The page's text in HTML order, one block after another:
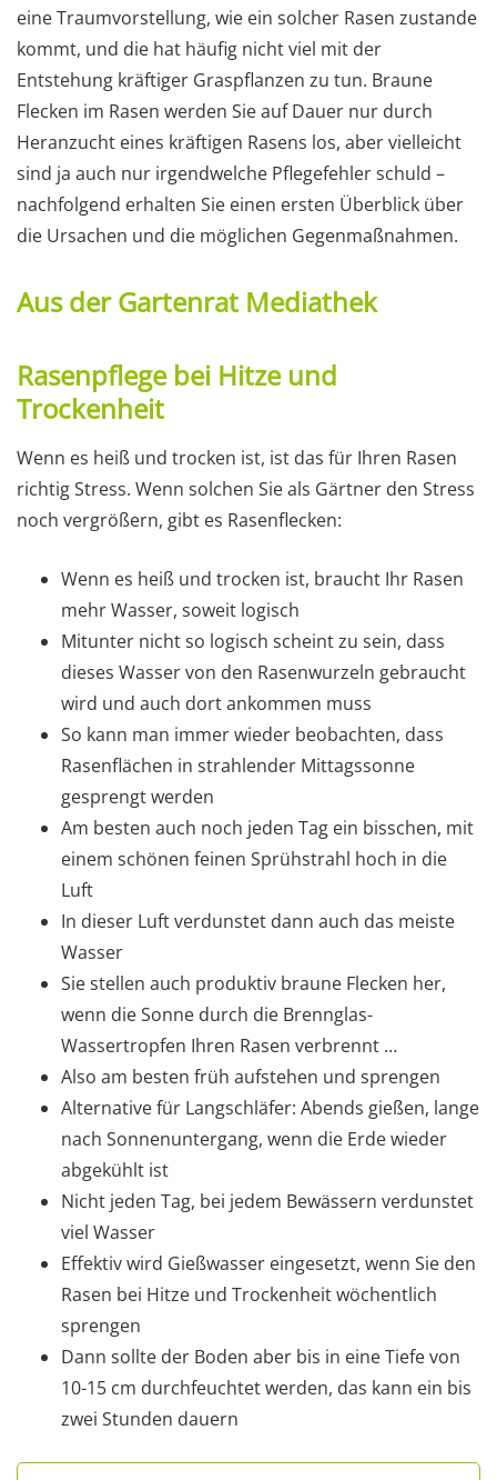
eine Traumvorstellung, wie ein solcher Rasen zustande
kommt, und die hat häufig nicht viel mit der
Entstehung kräftiger Graspflanzen zu tun. Braune
Flecken im Rasen werden Sie auf Dauer nur durch
Heranzucht eines kräftigen Rasens los, aber vielleicht
sind ja auch nur irgendwelche Pflegefehler schuld –
nachfolgend erhalten Sie einen ersten Überblick über
die Ursachen und die möglichen Gegenmaßnahmen.
Aus der Gartenrat Mediathek
Rasenpflege bei Hitze und
Trockenheit
Wenn es heiß und trocken ist, ist das für Ihren Rasen
richtig Stress. Wenn solchen Sie als Gärtner den Stress
noch vergrößern, gibt es Rasenflecken:
Wenn es heiß und trocken ist, braucht Ihr Rasen
mehr Wasser, soweit logisch
Mitunter nicht so logisch scheint zu sein, dass
dieses Wasser von den Rasenwurzeln gebraucht
wird und auch dort ankommen muss
So kann man immer wieder beobachten, dass
Rasenflächen in strahlender Mittagssonne
gesprengt werden
Am besten auch noch jeden Tag ein bisschen, mit
einem schönen feinen Sprühstrahl hoch in die
Luft
In dieser Luft verdunstet dann auch das meiste
Wasser
Sie stellen auch produktiv braune Flecken her,
wenn die Sonne durch die Brennglas-
Wassertropfen Ihren Rasen verbrennt …
Also am besten früh aufstehen und sprengen
Alternative für Langschläfer: Abends gießen, lange
nach Sonnenuntergang, wenn die Erde wieder
abgekühlt ist
Nicht jeden Tag, bei jedem Bewässern verdunstet
viel Wasser
Effektiv wird Gießwasser eingesetzt, wenn Sie den
Rasen bei Hitze und Trockenheit wöchentlich
sprengen
Dann sollte der Boden aber bis in eine Tiefe von
10-15 cm durchfeuchtet werden, das kann ein bis
zwei Stunden dauern